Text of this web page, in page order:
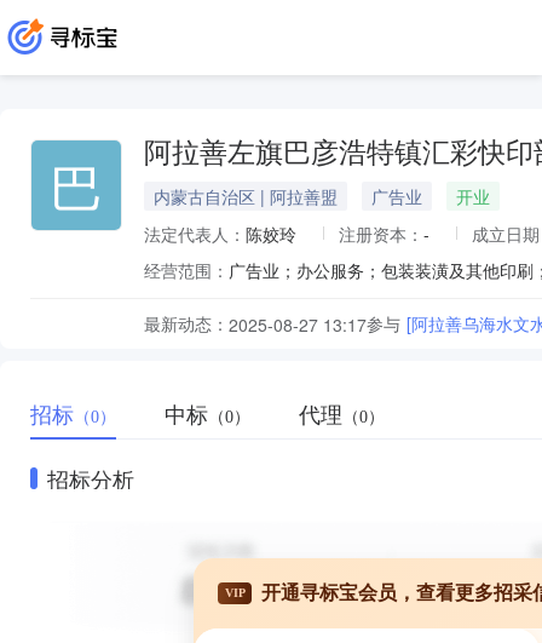
巴 阿拉善左旗巴彦浩特镇汇彩快印
内蒙古自治区 | 阿拉善盟 广告业
开业
法定代表人： 陈姣玲 注册资本： -
成立日
经营范围： 广告业；办公服务；包装装潢及其他印
最新动态： 2025-08-27 13:17参与 [阿拉善乌海水文
招标 （0） 中标 （0） 代理 （0）
招标分析
VIP 开通寻标宝会员，查看更多招采